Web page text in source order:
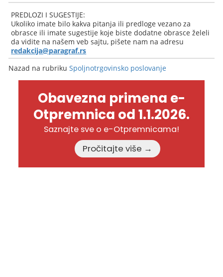
PREDLOZI I SUGESTIJE:
Ukoliko imate bilo kakva pitanja ili predloge vezano za
obrasce ili imate sugestije koje biste dodatne obrasce želeli
da vidite na našem veb sajtu, pišete nam na adresu
redakcija@paragraf.rs
Nazad na rubrikuSpoljnotrgovinsko poslovanje
Obavezna primena e-
Otpremnica od 1.1.2026.
Saznajte sve o e-Otpremnicama!
Pročitajte više →